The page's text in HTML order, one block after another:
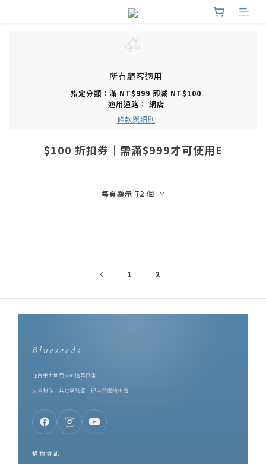
所有顧客適用
指定分類：滿 NT$999 即減 NT$100
適用通路： 網店
條款與細則
$100 折扣券｜需滿$999才可使用E
每頁顯示 72 個
1 2
Blueseeds
從台東土地而來的植萃日常
友善耕作．無化學殘留．把自然還給生活
購物資訊